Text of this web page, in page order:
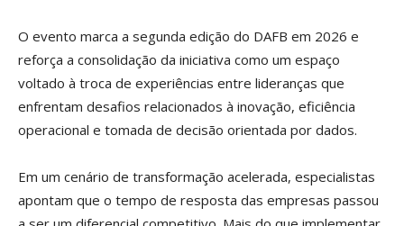
O evento marca a segunda edição do DAFB em 2026 e
reforça a consolidação da iniciativa como um espaço
voltado à troca de experiências entre lideranças que
enfrentam desafios relacionados à inovação, eficiência
operacional e tomada de decisão orientada por dados.
Em um cenário de transformação acelerada, especialistas
apontam que o tempo de resposta das empresas passou